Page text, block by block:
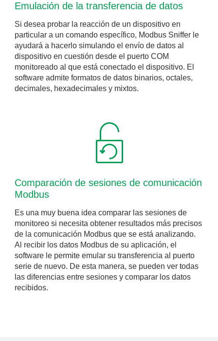
Emulación de la transferencia de datos
Si desea probar la reacción de un dispositivo en
particular a un comando específico, Modbus Sniffer le
ayudará a hacerlo simulando el envío de datos al
dispositivo en cuestión desde el puerto COM
monitoreado al que está conectado el dispositivo. El
software admite formatos de datos binarios, octales,
decimales, hexadecimales y mixtos.
Comparación de sesiones de comunicación
Modbus
Es una muy buena idea comparar las sesiones de
monitoreo si necesita obtener resultados más precisos
de la comunicación Modbus que se está analizando.
Al recibir los datos Modbus de su aplicación, el
software le permite emular su transferencia al puerto
serie de nuevo. De esta manera, se pueden ver todas
las diferencias entre sesiones y comparar los datos
recibidos.